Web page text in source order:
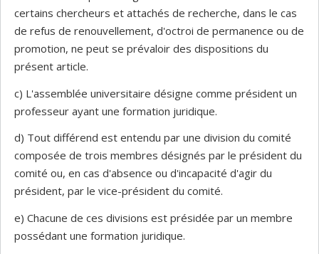
certains chercheurs et attachés de recherche, dans le cas
de refus de renouvellement, d'octroi de permanence ou de
promotion, ne peut se prévaloir des dispositions du
présent article.
c) L'assemblée universitaire désigne comme président un
professeur ayant une formation juridique.
d) Tout différend est entendu par une division du comité
composée de trois membres désignés par le président du
comité ou, en cas d'absence ou d'incapacité d'agir du
président, par le vice-président du comité.
e) Chacune de ces divisions est présidée par un membre
possédant une formation juridique.